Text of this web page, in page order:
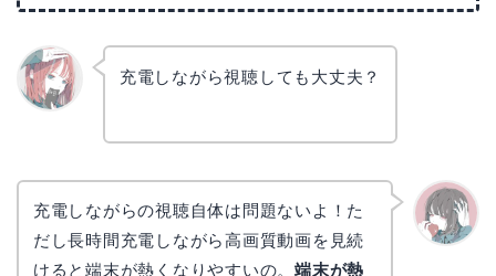
充電しながら視聴しても大丈夫？
充電しながらの視聴自体は問題ないよ！た
だし長時間充電しながら高画質動画を見続
けると端末が熱くなりやすいの。端末が熱